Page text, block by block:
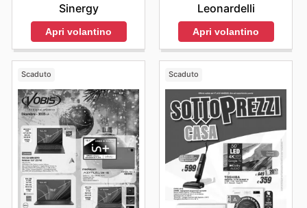
Sinergy
Apri volantino
Leonardelli
Apri volantino
Scaduto Scaduto